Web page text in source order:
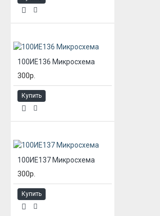
100ИЕ136 Микросхема
300р.
Купить
100ИЕ137 Микросхема
300р.
Купить